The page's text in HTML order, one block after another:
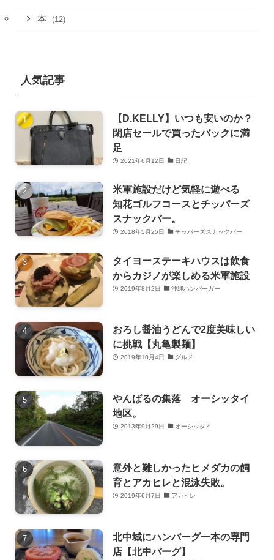
本 (12)
人気記事
【D.KELLY】いつも安いのか？
閉店セールで買ったバックに満
足
2021年6月12日 日記
米軍施設だけど気軽に遊べる
知花ゴルフコースとチッパーズ
スナックバー。
2018年5月25日 チッパーズスナックバー
タイヨーステーキハウスは飲食
からカジノが楽しめる米軍施設
2019年8月2日 沖縄ハンバーガー
おろし醤油うどんで2度美味しい
に挑戦【丸亀製麺】
2019年10月4日 グルメ
やんばるの集落 オーシッタイ
地区。
2013年9月29日 オーシッタイ
意外と難しかったヒメダカの飼
育とアカヒレと混泳失敗。
2019年6月7日 アカヒレ
北中城にハンバーグ一本の専門
店【北中バーグ】